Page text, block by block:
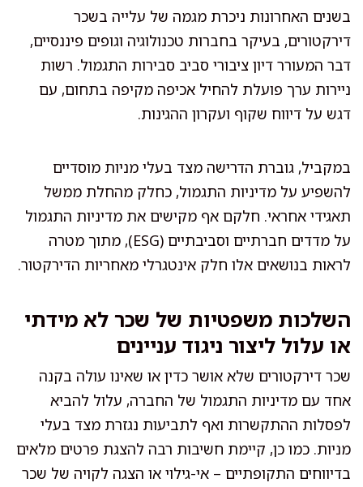
בשנים האחרונות ניכרת מגמה של עלייה בשכר
דירקטורים, בעיקר בחברות טכנולוגיה וגופים פיננסיים,
דבר המעורר דיון ציבורי סביב סבירות התגמול. רשות
ניירות ערך פועלת להחיל אכיפה מקיפה בתחום, עם
דגש על דיווח שקוף ועקרון ההגינות.
במקביל, גוברת הדרישה מצד בעלי מניות מוסדיים
להשפיע על מדיניות התגמול, כחלק מהחלת ממשל
תאגידי אחראי. חלקם אף מקישים את מדיניות התגמול
על מדדים חברתיים וסביבתיים (ESG), מתוך מטרה
לראות בנושאים אלו חלק אינטגרלי מאחריות הדירקטור.
השלכות משפטיות של שכר לא מידתי
או עלול ליצור ניגוד עניינים
שכר דירקטורים שלא אושר כדין או שאינו עולה בקנה
אחד עם מדיניות התגמול של החברה, עלול להביא
לפסלות ההתקשרות ואף לתביעות נגזרת מצד בעלי
מניות. כמו כן, קיימת חשיבות רבה להצגת פרטים מלאים
בדיווחים התקופתיים – אי-גילוי או הצגה לקויה של שכר